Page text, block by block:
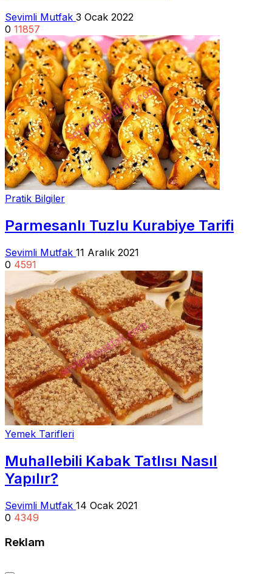
Sevimli Mutfak 3 Ocak 2022
0 11857
Pratik Bilgiler
Parmesanlı Tuzlu Kurabiye Tarifi
Sevimli Mutfak 11 Aralık 2021
0 4591
Yemek Tarifleri
Muhallebili Kabak Tatlısı Nasıl
Yapılır?
Sevimli Mutfak 14 Ocak 2021
0 4349
Reklam